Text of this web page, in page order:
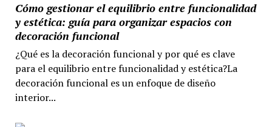
Cómo gestionar el equilibrio entre funcionalidad
y estética: guía para organizar espacios con
decoración funcional
¿Qué es la decoración funcional y por qué es clave
para el equilibrio entre funcionalidad y estética?La
decoración funcional es un enfoque de diseño
interior...